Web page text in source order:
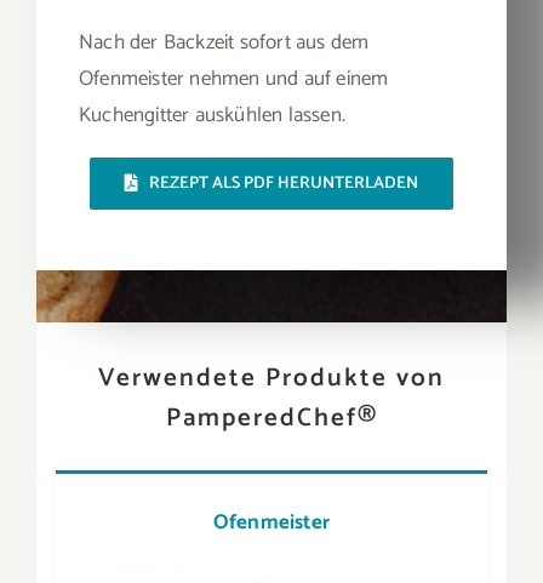
Nach der Backzeit sofort aus dem
Ofenmeister nehmen und auf einem
Kuchengitter auskühlen lassen.
REZEPT ALS PDF HERUNTERLADEN
Verwendete Produkte von
PamperedChef®
Ofenmeister